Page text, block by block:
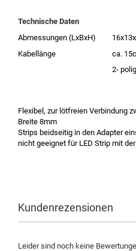
Technische Daten
Abmessungen (LxBxH)
Kabellänge
ca.
2- polig
Flexibel, zur lötfreien Verbindung
Breite 8mm
Strips beidseitig in den Adapter
nicht geeignet für LED Strip mit
Kundenrezensionen
Leider sind noch keine